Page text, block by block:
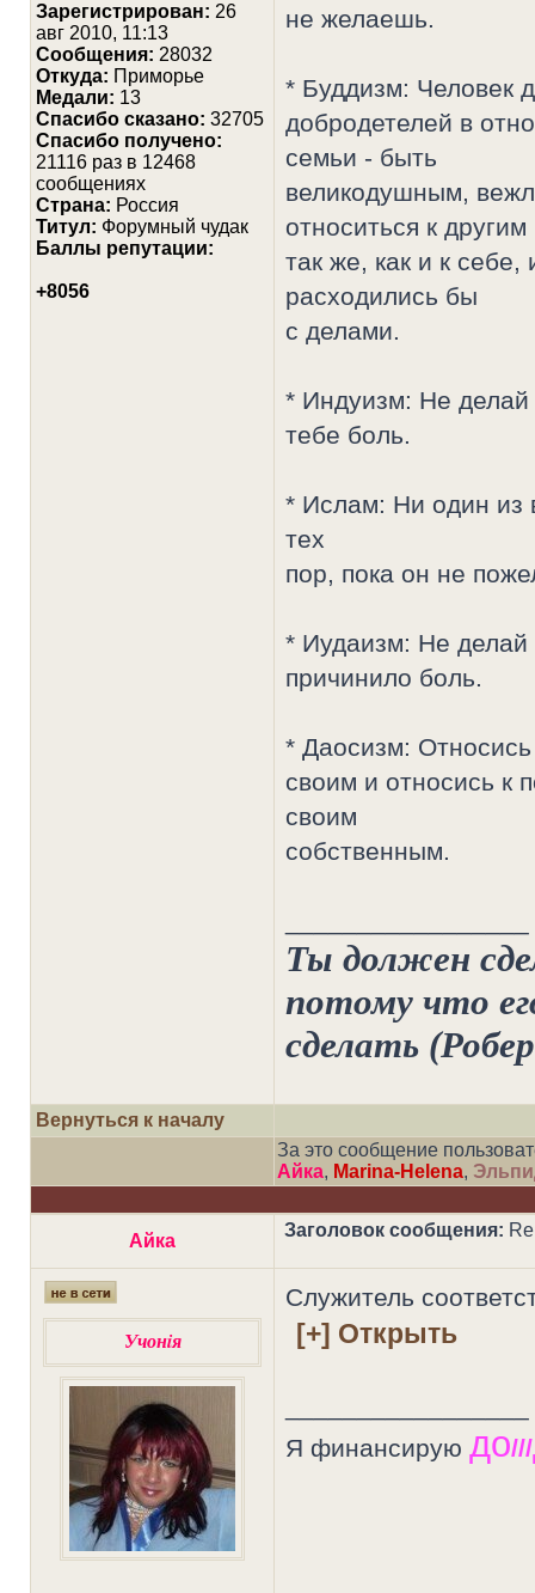
Зарегистрирован: 26
авг 2010, 11:13
Сообщения: 28032
Откуда: Приморье
Медали: 13
Cпасибо сказано: 32705
Спасибо получено:
21116 раз в 12468
сообщениях
Страна: Россия
Титул: Форумный чудак
Баллы репутации:
+8056
не желаешь.
* Буддизм: Человек
добродетелей в
семьи - быть
великодушным,
относиться к другим
так же, как и к
расходились бы
с делами.
* Индуизм: Не делай
тебе боль.
* Ислам: Ни один из
тех
пор, пока он не
* Иудаизм: Не делай
причинило боль.
* Даосизм: Относись
своим и относись к
своим
собственным.
Ты должен
потому что
сделать
Вернуться к началу
За это сообщение
Айка, Marina-Helena,
Айка
Заголовок сообщения:
Учонiя
Служитель
Я финансирую до///